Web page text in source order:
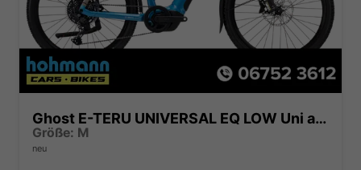
Ghost E-TERU UNIVERSAL EQ LOW Uni atlantic blue/coffee ice rose - glossy 2025
Größe: M
neu